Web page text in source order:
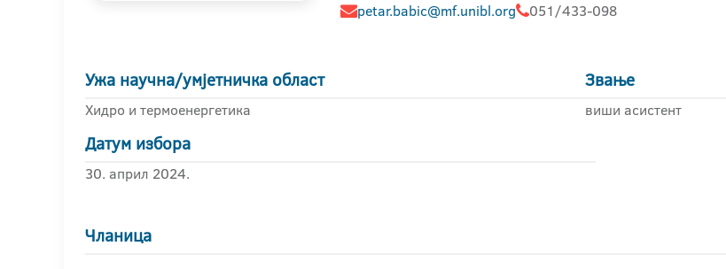
petar.babic@mf.unibl.org 051/433-098
Ужа научна/умјетничка област
Хидро и термоенергетика
Звање
виши асистент
Датум избора
30. април 2024.
Чланица